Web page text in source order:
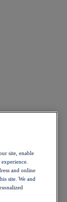
site, enable
and online
site. We and